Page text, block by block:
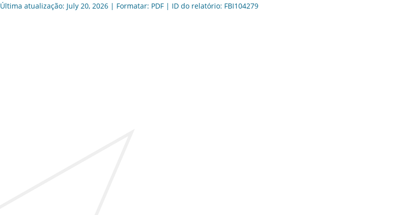
Última atualização: July 20, 2026 | Formatar: PDF | ID do relatório: FBI104279